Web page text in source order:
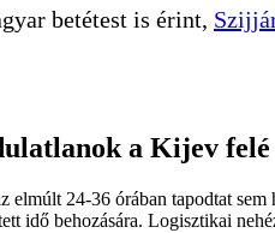
betétest is érint,
a Kijev
24-36 órában tapodtat
idő behozására. Logisztikai